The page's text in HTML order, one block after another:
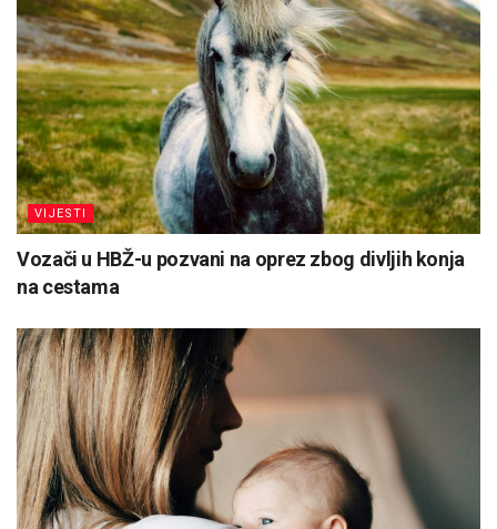
VIJESTI
Vozači u HBŽ-u pozvani na oprez zbog divljih konja
na cestama